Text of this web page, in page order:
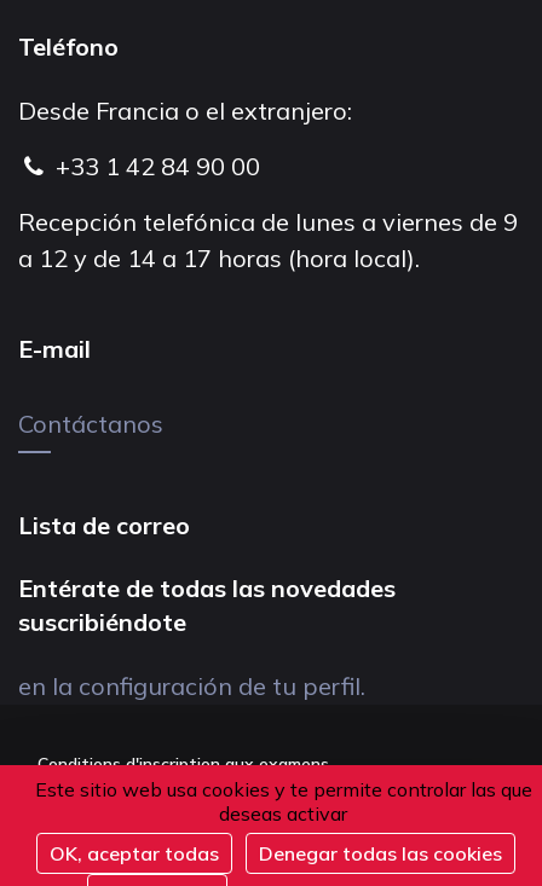
Este sitio web usa cookies y te permite controlar las que
deseas activar
OK, aceptar todas
Denegar todas las cookies
Teléfono
Desde Francia o el extranjero:
+33 1 42 84 90 00
Recepción telefónica de lunes a viernes de 9
a 12 y de 14 a 17 horas (hora local).
E-mail
Contáctanos
Lista de correo
Entérate de todas las novedades
suscribiéndote
en la configuración de tu perfil.
Conditions d'inscription aux examens
Politique de confidentialité
Conditions générales de vente
Suivez-nous